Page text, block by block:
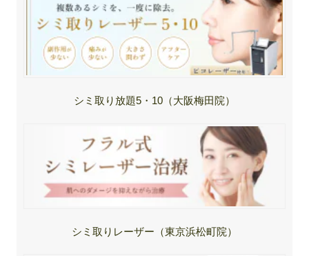
シミ取り放題5・10（大阪梅田院）
シミ取りレーザー（東京浜松町院）